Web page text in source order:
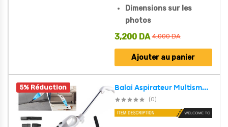
Dimensions sur les
photos
4,000DA
3,200 DA
Ajouter au panier
5% Réduction Balai Aspirateur Multismart 500W/14Kpa 2en1avec Filtre de Haute efficacité et 9 Têtes de Rechange – مكنسة كهربائية منزلية بعدة رؤوس
(0)